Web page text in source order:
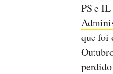
PS e
que foi